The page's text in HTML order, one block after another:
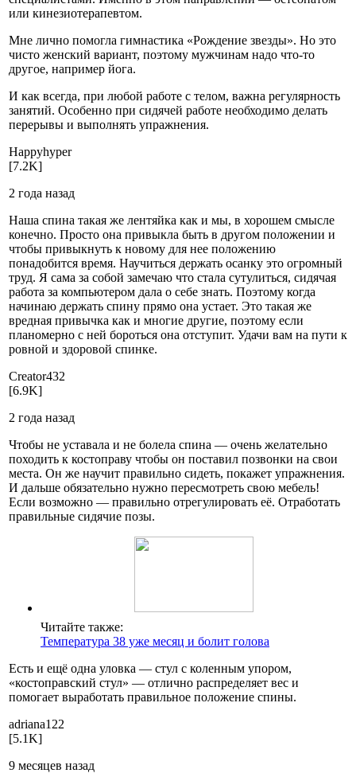
или кинезиотерапевтом.
Мне лично помогла гимнастика «Рождение звезды». Но это
чисто женский вариант, поэтому мужчинам надо что-то
другое, например йога.
И как всегда, при любой работе с телом, важна регулярность
занятий. Особенно при сидячей работе необходимо делать
перерывы и выполнять упражнения.
Happy­hyper
[7.2K]
2 года назад
Наша спина такая же лентяйка как и мы, в хорошем смысле
конечно. Просто она привыкла быть в другом положении и
чтобы привыкнуть к новому для нее положению
понадобится время. Научиться держать осанку это огромный
труд. Я сама за собой замечаю что стала сутулиться, сидячая
работа за компьютером дала о себе знать. Поэтому когда
начинаю держать спину прямо она устает. Это такая же
вредная привычка как и многие другие, поэтому если
планомерно с ней бороться она отступит. Удачи вам на пути к
ровной и здоровой спинке.
Creat­or432
[6.9K]
2 года назад
Чтобы не уставала и не болела спина — очень желательно
походить к костоправу чтобы он поставил позвонки на свои
места. Он же научит правильно сидеть, покажет упражнения.
И дальше обязательно нужно пересмотреть свою мебель!
Если возможно — правильно отрегулировать её. Отработать
правильные сидячие позы.
Читайте также:
Температура 38 уже месяц и болит голова
Есть и ещё одна уловка — стул с коленным упором,
«костоправский стул» — отлично распределяет вес и
помогает выработать правильное положение спины.
adria­na122
[5.1K]
9 месяцев назад